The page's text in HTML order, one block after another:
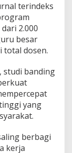
terindeks
2.000
besar
total dosen.
studi banding
yang
berbagi
kerja